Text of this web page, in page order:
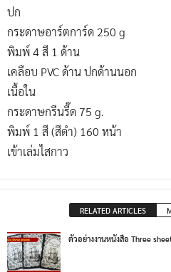
ปก
กระดาษอาร์ตการ์ด 250 g
พิมพ์ 4 สี 1 ด้าน
เคลือบ PVC ด้าน ปกด้านนอก
เนื้อใน
กระดาษกรีนรี๊ด 75 g.
พิมพ์ 1 สี (สีดำ) 160 หน้า
เข้าเล่มไสกาว
RELATED ARTICLES
ตัวอย่างงานหนังสือ Three